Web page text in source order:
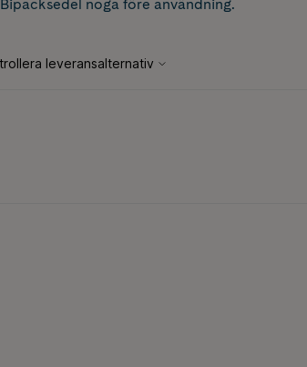
Bipacksedel noga före användning.